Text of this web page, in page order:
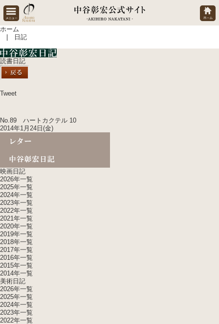
ホーム
| 日記
読書日記
Tweet
No.89 ハートカクテル 10
2014年1月24日(金)
映画日記
2026年一覧
2025年一覧
2024年一覧
2023年一覧
2022年一覧
2021年一覧
2020年一覧
2019年一覧
2018年一覧
2017年一覧
2016年一覧
2015年一覧
2014年一覧
美術日記
2026年一覧
2025年一覧
2024年一覧
2023年一覧
2022年一覧